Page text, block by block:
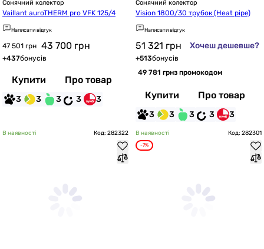
Сонячний колектор
Vaillant auroTHERM pro VFK 125/4
Написати відгук
47 501 грн 43 700 грн
+437бонусів
Купити Про товар
3 3 3 3 3
Сонячний колектор
Vision 1800/30 трубок (Heat pipe)
Написати відгук
51 321 грн Хочеш дешевше?
+513бонусів
49 781 грнз промокодом
Купити Про товар
3 3 3 3 3
В наявності Код: 282322 В наявності Код: 282301
-7%